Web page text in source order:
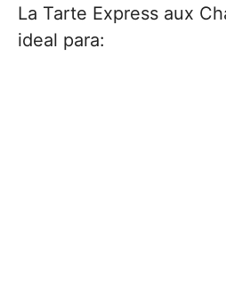
La Tarte Express aux
ideal para: